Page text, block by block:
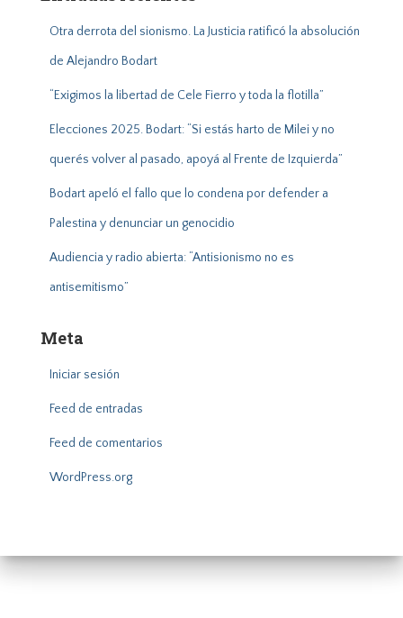
Otra derrota del sionismo. La Justicia ratificó la absolución
de Alejandro Bodart
“Exigimos la libertad de Cele Fierro y toda la flotilla”
Elecciones 2025. Bodart: “Si estás harto de Milei y no
querés volver al pasado, apoyá al Frente de Izquierda”
Bodart apeló el fallo que lo condena por defender a
Palestina y denunciar un genocidio
Audiencia y radio abierta: “Antisionismo no es
antisemitismo”
Meta
Iniciar sesión
Feed de entradas
Feed de comentarios
WordPress.org